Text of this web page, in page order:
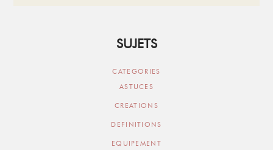
SUJETS
CATEGORIES
ASTUCES
CREATIONS
DEFINITIONS
EQUIPEMENT